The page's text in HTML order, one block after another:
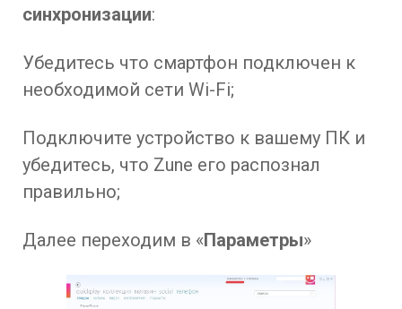
синхронизации:
Убедитесь что смартфон подключен к
необходимой сети Wi-Fi;
Подключите устройство к вашему ПК и
убедитесь, что Zune его распознал
правильно;
Далее переходим в «Параметры»